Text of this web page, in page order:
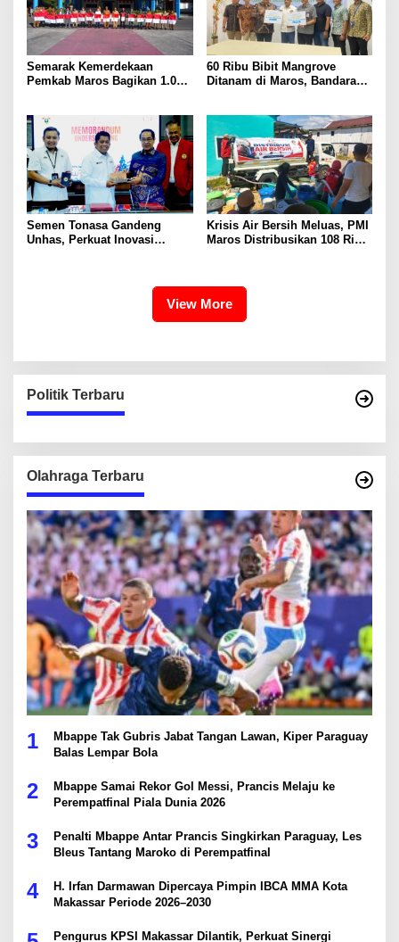
Semarak Kemerdekaan
Pemkab Maros Bagikan 1.000
60 Ribu Bibit Mangrove
Ditanam di Maros, Bandara
Semen Tonasa Gandeng
Unhas, Perkuat Inovasi
Krisis Air Bersih Meluas, PMI
Maros Distribusikan 108 Ribu
View More
Politik Terbaru
Olahraga Terbaru
1
Mbappe Tak Gubris Jabat Tangan Lawan, Kiper Paraguay
Balas Lempar Bola
2
Mbappe Samai Rekor Gol Messi, Prancis Melaju ke
Perempatfinal Piala Dunia 2026
3
Penalti Mbappe Antar Prancis Singkirkan Paraguay, Les
Bleus Tantang Maroko di Perempatfinal
4
H. Irfan Darmawan Dipercaya Pimpin IBCA MMA Kota
Makassar Periode 2026–2030
Pengurus KPSI Makassar Dilantik, Perkuat Sinergi